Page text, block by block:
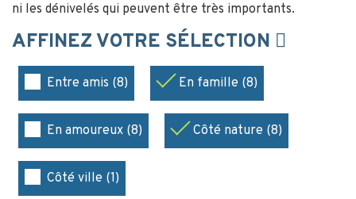
ni les dénivelés qui peuvent être très importants.
AFFINEZ VOTRE SÉLECTION
Entre amis (8) En famille (8)
En amoureux (8) Côté nature (8)
Côté ville (1)